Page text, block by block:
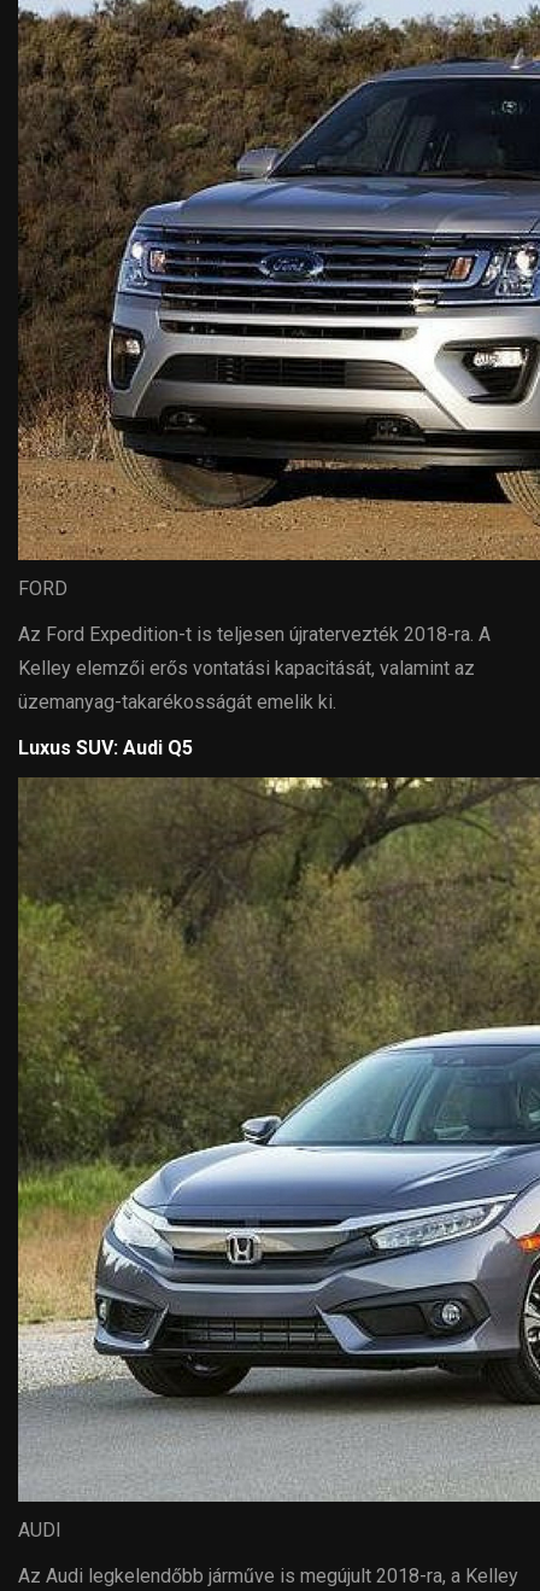
FORD
Az Ford Expedition-t is teljesen újratervezték 2018-ra. A
Kelley elemzői erős vontatási kapacitását, valamint az
üzemanyag-takarékosságát emelik ki.
Luxus SUV: Audi Q5
AUDI
Az Audi legkelendőbb járműve is megújult 2018-ra, a Kelley